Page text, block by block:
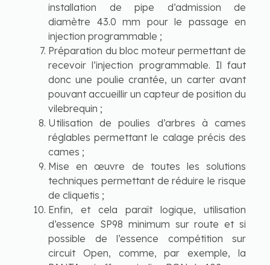
installation de pipe d’admission de
diamètre 43.0 mm pour le passage en
injection programmable ;
Préparation du bloc moteur permettant de
recevoir l’injection programmable. Il faut
donc une poulie crantée, un carter avant
pouvant accueillir un capteur de position du
vilebrequin ;
Utilisation de poulies d’arbres à cames
réglables permettant le calage précis des
cames ;
Mise en œuvre de toutes les solutions
techniques permettant de réduire le risque
de cliquetis ;
Enfin, et cela paraît logique, utilisation
d’essence SP98 minimum sur route et si
possible de l’essence compétition sur
circuit Open, comme, par exemple, la